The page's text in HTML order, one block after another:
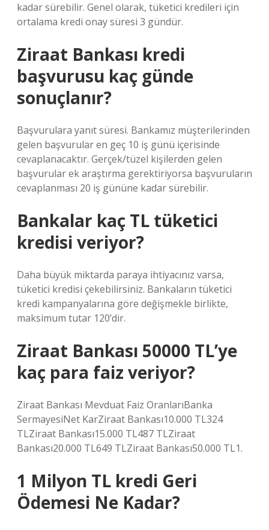
kadar sürebilir. Genel olarak, tüketici kredileri için
ortalama kredi onay süresi 3 gündür.
Ziraat Bankası kredi
başvurusu kaç günde
sonuçlanır?
Başvurulara yanıt süresi. Bankamız müşterilerinden
gelen başvurular en geç 10 iş günü içerisinde
cevaplanacaktır. Gerçek/tüzel kişilerden gelen
başvurular ek araştırma gerektiriyorsa başvuruların
cevaplanması 20 iş gününe kadar sürebilir.
Bankalar kaç TL tüketici
kredisi veriyor?
Daha büyük miktarda paraya ihtiyacınız varsa,
tüketici kredisi çekebilirsiniz. Bankaların tüketici
kredi kampanyalarına göre değişmekle birlikte,
maksimum tutar 120’dir.
Ziraat Bankası 50000 TL’ye
kaç para faiz veriyor?
Ziraat Bankası Mevduat Faiz OranlarıBanka
SermayesiNet KarZiraat Bankası10.000 TL324
TLZiraat Bankası15.000 TL487 TLZiraat
Bankası20.000 TL649 TLZiraat Bankası50.000 TL1.
1 Milyon TL kredi Geri
Ödemesi Ne Kadar?